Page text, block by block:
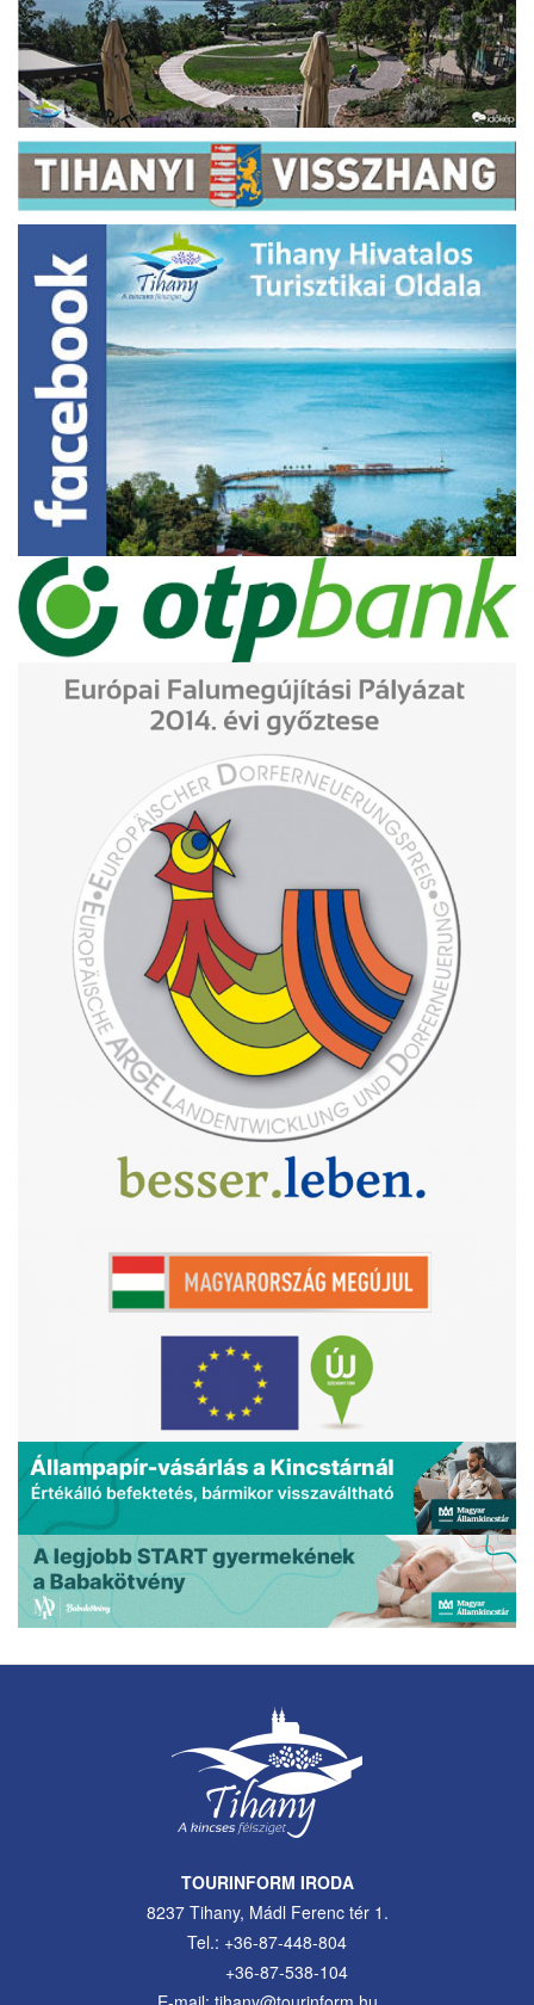
TOURINFORM IRODA
8237 Tihany, Mádl Ferenc tér 1.
Tel.: +36-87-448-804
+36-87-538-104